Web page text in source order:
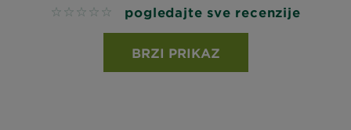
No reviews pogledajte sve recenzije
BRZI PRIKAZ